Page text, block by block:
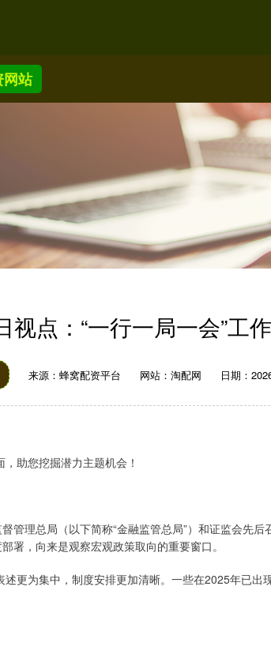
站
视点：“一行一局一会”工
来源：蜂窝配资平台 网站：淘配网 日期：
助您挖掘潜力主题机会！
理总局（以下简称“金融监管总局”）和证监会先后
署，向来是观察宏观政策取向的重要窗口。
为集中，制度安排更加清晰。一些在2025年已出